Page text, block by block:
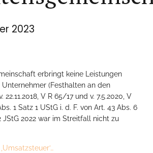
2023
erbringt keine Leistungen
(Festhalten an den
22.11.2018, V R 65/17 und v. 7.5.2020, V
1 Satz 1 UStG i. d. F. von Art. 43 Abs. 6
JStG 2022 war im Streitfall nicht zu